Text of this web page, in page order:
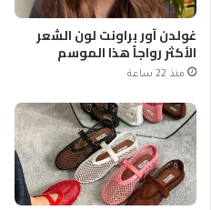
غولدن آور براونت لون الشعر
الأكثر رواجاً هذا الموسم
منذ 22 ساعة